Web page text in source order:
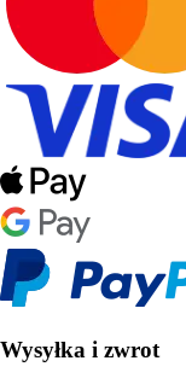
Wysyłka i zwrot